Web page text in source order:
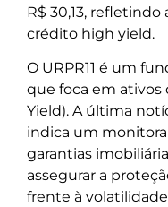
R$ 30,13,
crédito high yield.
O URPR11 é um
que foca em
Yield). A última
indica um
garantias
assegurar a
frente à